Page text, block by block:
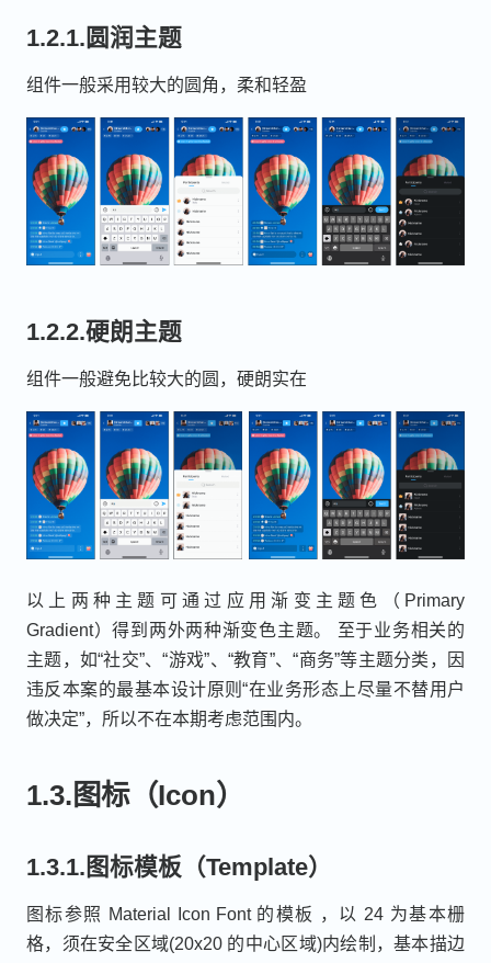
1.2.1.圆润主题
组件一般采用较大的圆角，柔和轻盈
1.2.2.硬朗主题
组件一般避免比较大的圆，硬朗实在
以上两种主题可通过应用渐变主题色（Primary
Gradient）得到两外两种渐变色主题。 至于业务相关的
主题，如“社交”、“游戏”、“教育”、“商务”等主题分类，因
违反本案的最基本设计原则“在业务形态上尽量不替用户
做决定”，所以不在本期考虑范围内。
1.3.图标（Icon）
1.3.1.图标模板（Template）
图标参照 Material Icon Font 的模板 ，以 24 为基本栅
格，须在安全区域(20x20 的中心区域)内绘制，基本描边